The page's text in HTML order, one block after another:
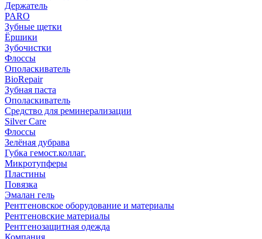
Держатель
PARO
Зубные щетки
Ёршики
Зубочистки
Флоссы
Ополаскиватель
BioRepair
Зубная паста
Ополаскиватель
Средство для реминерализации
Silver Care
Флоссы
Зелёная дубрава
Губка гемост.коллаг.
Микротупферы
Пластины
Повязка
Эмалан гель
Рентгеновское оборудование и материалы
Рентгеновские материалы
Рентгенозащитная одежда
Компания